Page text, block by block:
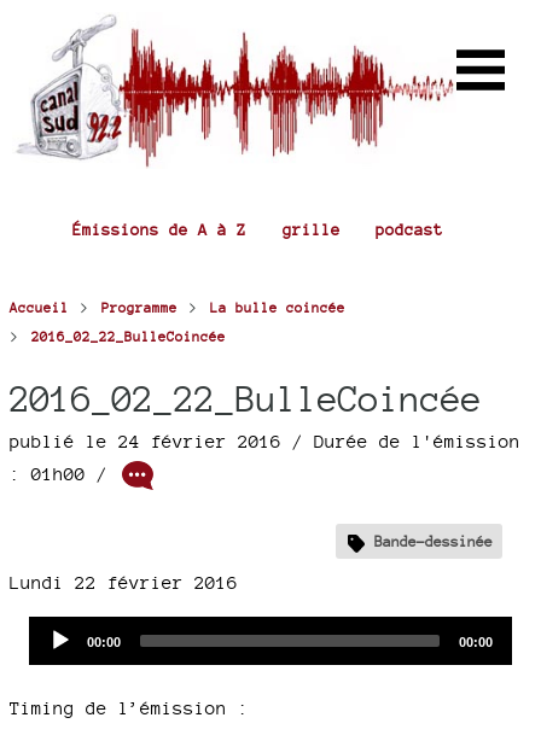
Émissions de A à Z grille podcast
Accueil > Programme > La bulle coincée
> 2016_02_22_BulleCoincée
2016_02_22_BulleCoincée
publié le 24 février 2016 / Durée de l'émission
: 01h00 /
Bande-dessinée
Lundi 22 février 2016
Current
00:00
Total
00:00
Timing de l’émission :